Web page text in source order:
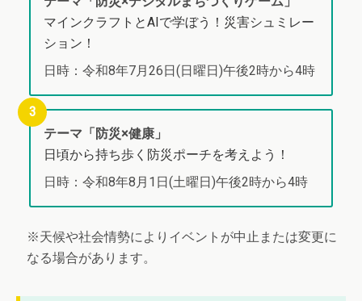
マインクラフトとAIで学ぼう！災害シュミレー
ション！
日時：令和8年7月26日(日曜日)午後2時から4時
テーマ「防災×健康」
日頃から持ち歩く防災ポーチを考えよう！
日時：令和8年8月1日(土曜日)午後2時から4時
※天候や社会情勢によりイベントが中止または変更に
なる場合があります。